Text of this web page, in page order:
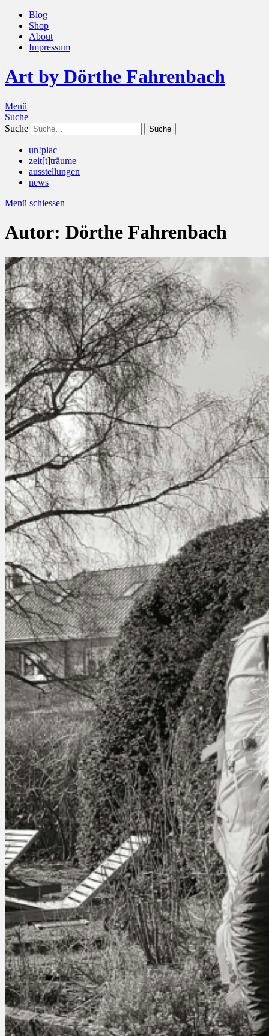
Blog
Shop
About
Impressum
Art by Dörthe Fahrenbach
Menü
Suche
Suche
un!plac
zeit[t]träume
ausstellungen
news
Menü schiessen
Autor: Dörthe Fahrenbach